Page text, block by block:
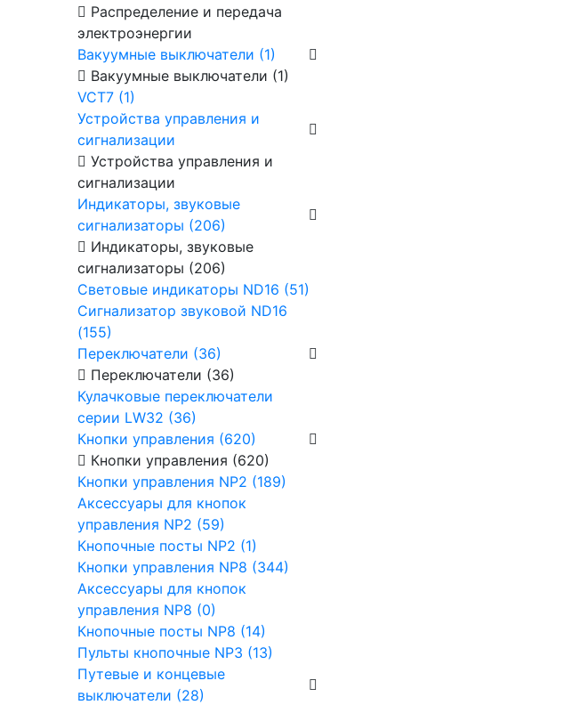
Распределение и передача
электроэнергии
Вакуумные выключатели (1)
Вакуумные выключатели (1)
VCT7 (1)
Устройства управления и
сигнализации
Устройства управления и
сигнализации
Индикаторы, звуковые
сигнализаторы (206)
Индикаторы, звуковые
сигнализаторы (206)
Световые индикаторы ND16 (51)
Сигнализатор звуковой ND16
(155)
Переключатели (36)
Переключатели (36)
Кулачковые переключатели
серии LW32 (36)
Кнопки управления (620)
Кнопки управления (620)
Кнопки управления NP2 (189)
Аксессуары для кнопок
управления NP2 (59)
Кнопочные посты NP2 (1)
Кнопки управления NP8 (344)
Аксессуары для кнопок
управления NP8 (0)
Кнопочные посты NP8 (14)
Пульты кнопочные NP3 (13)
Путевые и концевые
выключатели (28)